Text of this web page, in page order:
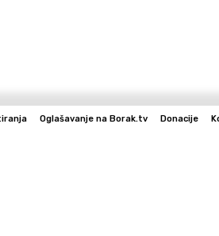
Oglašavanje na Borak.tv Donacije